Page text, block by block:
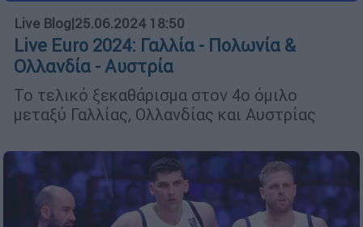
Live Blog|25.06.2024 18:50
Live Euro 2024: Γαλλία - Πολωνία &
Ολλανδία - Αυστρία
Το τελικό ξεκαθάρισμα στον 4ο όμιλο
μεταξύ Γαλλίας, Ολλανδίας και Αυστρίας